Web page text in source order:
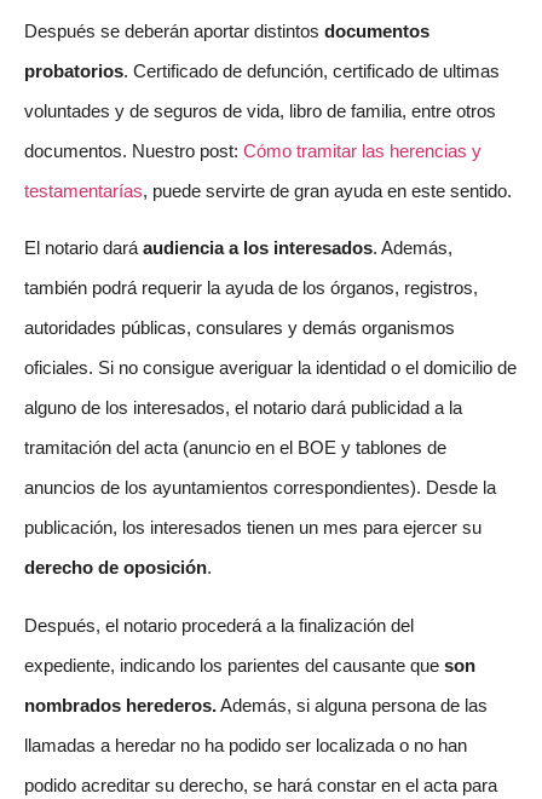
Después se deberán aportar distintos documentos
probatorios. Certificado de defunción, certificado de ultimas
voluntades y de seguros de vida, libro de familia, entre otros
documentos. Nuestro post: Cómo tramitar las herencias y
testamentarías, puede servirte de gran ayuda en este sentido.
El notario daráaudiencia a los interesados. Además,
también podrá requerir la ayuda de los órganos, registros,
autoridades públicas, consulares y demás organismos
oficiales. Si no consigue averiguar la identidad o el domicilio de
alguno de los interesados, el notario dará publicidad a la
tramitación del acta (anuncio en el BOE y tablones de
anuncios de los ayuntamientos correspondientes). Desde la
publicación, los interesados tienen un mes para ejercer su
derecho de oposición.
Después, el notario procederá a la finalización del
expediente, indicando los parientes del causante que son
nombrados herederos.Además, si alguna persona de las
llamadas a heredar no ha podido ser localizada o no han
podido acreditar su derecho, se hará constar en el acta para